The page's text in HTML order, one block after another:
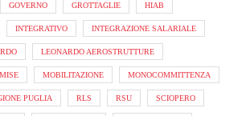
GOVERNO GROTTAGLIE HIAB
INTEGRATIVO INTEGRAZIONE SALARIALE
LEONARDO AEROSTRUTTURE
MISE MOBILITAZIONE MONOCOMMITTENZA
PUGLIA RLS RSU SCIOPERO